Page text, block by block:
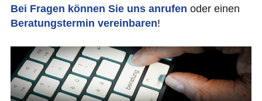
Bei Fragen können Sie uns anrufen oder einen
Beratungstermin vereinbaren!